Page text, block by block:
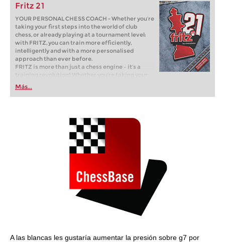
Fritz 21
YOUR PERSONAL CHESS COACH - Whether you’re
taking your first steps into the world of club
chess, or already playing at a tournament level:
with FRITZ, you can train more efficiently,
intelligently and with a more personalised
approach than ever before.
FRITZ is more than just a chess engine – it’s a
training revolution! Whether you’re taking your
first steps into the world of club chess, or already
playing at a tournament level: with FRITZ, you can
train more efficiently, intelligently and with a
Más...
A las blancas les gustaría aumentar la presión sobre g7 por